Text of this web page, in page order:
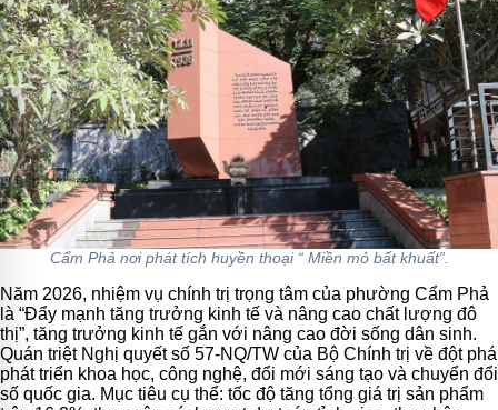
Cẩm Phả nơi phát tích huyền thoại “ Miền mỏ bất khuất”.
Năm 2026, nhiệm vụ chính trị trọng tâm của phường Cẩm Phả
là “Đẩy mạnh tăng trưởng kinh tế và nâng cao chất lượng đô
thị”, tăng trưởng kinh tế gắn với nâng cao đời sống dân sinh.
Quán triệt Nghị quyết số 57-NQ/TW của Bộ Chính trị về đột phá
phát triển khoa học, công nghệ, đổi mới sáng tạo và chuyển đổi
số quốc gia. Mục tiêu cụ thể: tốc độ tăng tổng giá trị sản phẩm